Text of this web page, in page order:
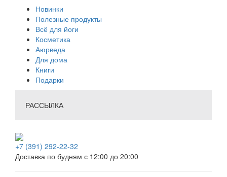
Новинки
Полезные продукты
Всё для йоги
Косметика
Аюрведа
Для дома
Книги
Подарки
РАССЫЛКА
+7 (391) 292-22-32
Доставка по будням с 12:00 до 20:00